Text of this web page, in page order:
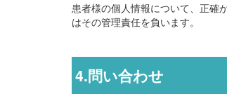
患者様の個人情報について、正確
はその管理責任を負います。
4.問い合わせ